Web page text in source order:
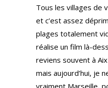
Tous les villages de
et c’est assez
plages totalement
réalise un film là-
reviens souvent à
mais aujourd’hui, je